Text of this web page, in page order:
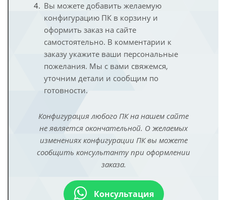
Вы можете добавить желаемую
конфигурацию ПК в корзину и
оформить заказ на сайте
самостоятельно. В комментарии к
заказу укажите ваши персональные
пожелания. Мы с вами свяжемся,
уточним детали и сообщим по
готовности.
Конфигурация любого ПК на нашем сайте
не является окончательной. О желаемых
изменениях конфигурации ПК вы можете
сообщить консультанту при оформлении
заказа.
Консультация